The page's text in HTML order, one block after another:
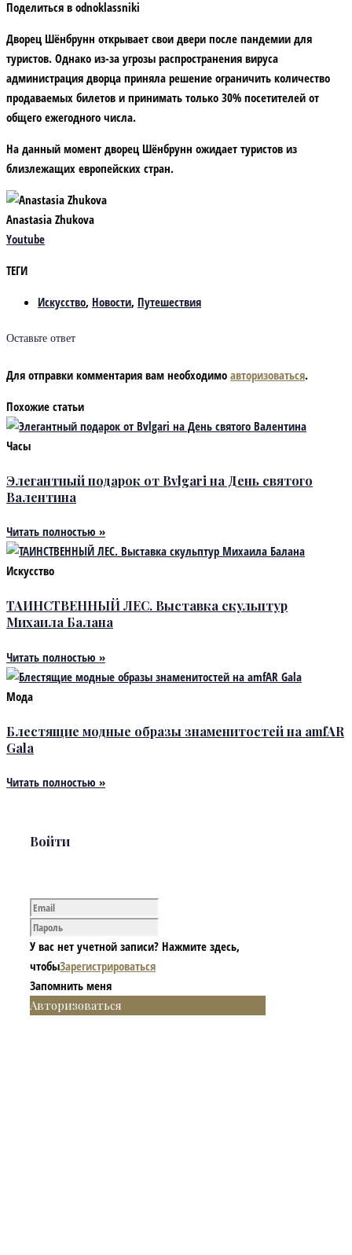
Поделиться в odnoklassniki
Дворец Шёнбрунн открывает свои двери после пандемии для
туристов. Однако из-за угрозы распространения вируса
администрация дворца приняла решение ограничить количество
продаваемых билетов и принимать только 30% посетителей от
общего ежегодного числа.
На данный момент дворец Шёнбрунн ожидает туристов из
близлежащих европейских стран.
Anastasia Zhukova
Youtube
ТЕГИ
Искусство, Новости, Путешествия
Оставьте ответ
Для отправки комментария вам необходимо авторизоваться.
Похожие статьи
Часы
Элегантный подарок от Bvlgari на День святого
Валентина
Читать полностью »
Искусство
ТАИНСТВЕННЫЙ ЛЕС. Выставка скульптур
Михаила Балана
Читать полностью »
Мода
Блестящие модные образы знаменитостей на amfAR
Gala
Читать полностью »
Войти
У вас нет учетной записи? Нажмите здесь,
чтобыЗарегистрироваться
Запомнить меня
Авторизоваться